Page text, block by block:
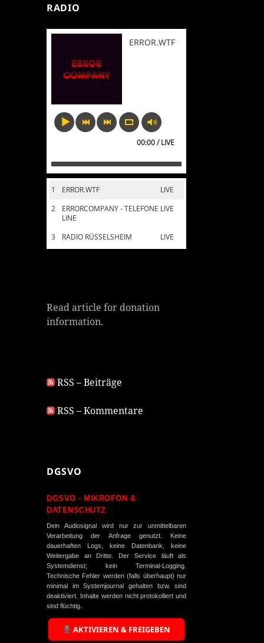
RADIO
ERROR.WTF
00:00 / LIVE
1 LIVE
ERROR.WTF
2
LIVE
ERRORCOMPANY - TELEFONE
LINE
3
LIVE
RADIO RÜSSELSHEIM
Read article for donation
information.
RSS – Beiträge
RSS – Kommentare
DGSVO
DGSVO - MIKROFON &
DATENSCHUTZ
Dein Audiosignal wird nur zur unmittelbaren
Verarbeitung der Anfrage genutzt. Keine
dauerhaften Logs, keine Datenbank, keine
Weitergabe an Dritte. Der Service läuft als
Systemdienst; kein Terminal-Logging.
Technische Fehler werden (falls überhaupt) nur
minimal im Systemjournal gehalten bzw. sind
deaktiviert. Inhalte werden nicht protokolliert und
sind flüchtig.
AKTIVIEREN & FREIGEBEN